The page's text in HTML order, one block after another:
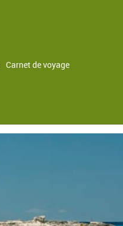
Carnet de voyage